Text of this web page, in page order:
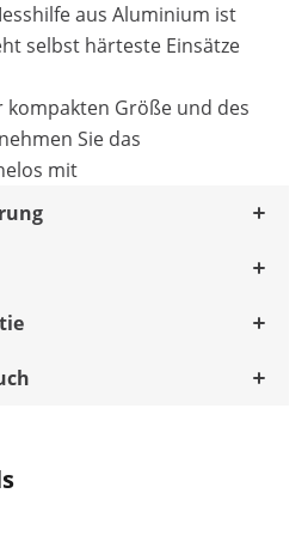
aus Aluminium ist
selbst härteste Einsätze
kompakten Größe und des
Sie das
mit